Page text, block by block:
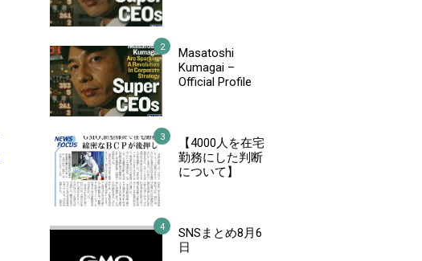
Masatoshi
Kumagai –
Official Profile
【4000人を在宅
勤務にした判断
について】
SNSまとめ8月6
日